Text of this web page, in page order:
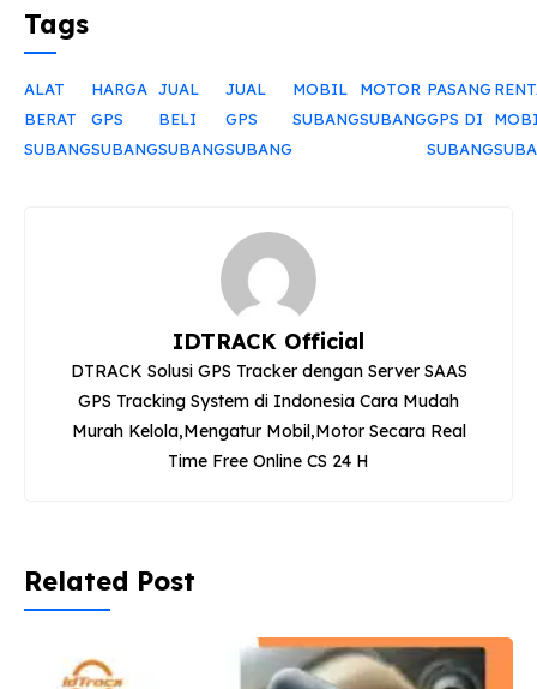
Tags
ALAT
BERAT
SUBANG
HARGA
GPS
SUBANG
JUAL
BELI
SUBANG
JUAL
GPS
SUBANG
MOBIL
SUBANG
MOTOR
SUBANG
PASANG
GPS DI
SUBANG
IDTRACK Official
DTRACK Solusi GPS Tracker dengan Server SAAS
GPS Tracking System di Indonesia Cara Mudah
Murah Kelola,Mengatur Mobil,Motor Secara Real
Time Free Online CS 24 H
Related Post